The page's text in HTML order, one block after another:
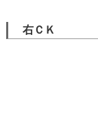
右ＣＫ